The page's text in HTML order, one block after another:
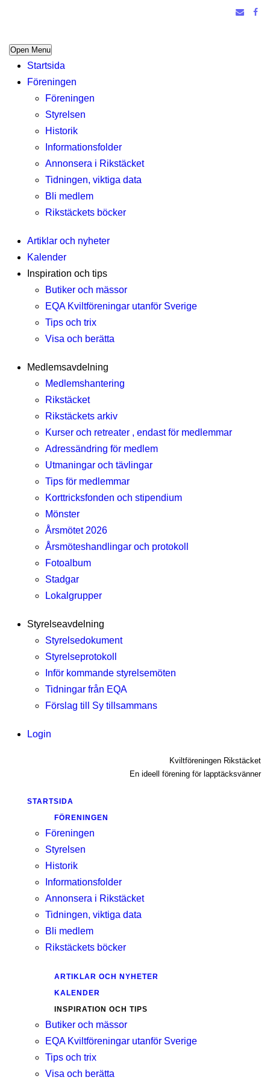
Open Menu
Startsida
Föreningen
Föreningen
Styrelsen
Historik
Informationsfolder
Annonsera i Rikstäcket
Tidningen, viktiga data
Bli medlem
Rikstäckets böcker
Artiklar och nyheter
Kalender
Inspiration och tips
Butiker och mässor
EQA Kviltföreningar utanför Sverige
Tips och trix
Visa och berätta
Medlemsavdelning
Medlemshantering
Rikstäcket
Rikstäckets arkiv
Kurser och retreater , endast för medlemmar
Adressändring för medlem
Utmaningar och tävlingar
Tips för medlemmar
Korttricksfonden och stipendium
Mönster
Årsmötet 2026
Årsmöteshandlingar och protokoll
Fotoalbum
Stadgar
Lokalgrupper
Styrelseavdelning
Styrelsedokument
Styrelseprotokoll
Inför kommande styrelsemöten
Tidningar från EQA
Förslag till Sy tillsammans
Login
Kviltföreningen Rikstäcket
En ideell förening för lapptäcksvänner
STARTSIDA
FÖRENINGEN
Föreningen
Styrelsen
Historik
Informationsfolder
Annonsera i Rikstäcket
Tidningen, viktiga data
Bli medlem
Rikstäckets böcker
ARTIKLAR OCH NYHETER
KALENDER
INSPIRATION OCH TIPS
Butiker och mässor
EQA Kviltföreningar utanför Sverige
Tips och trix
Visa och berätta